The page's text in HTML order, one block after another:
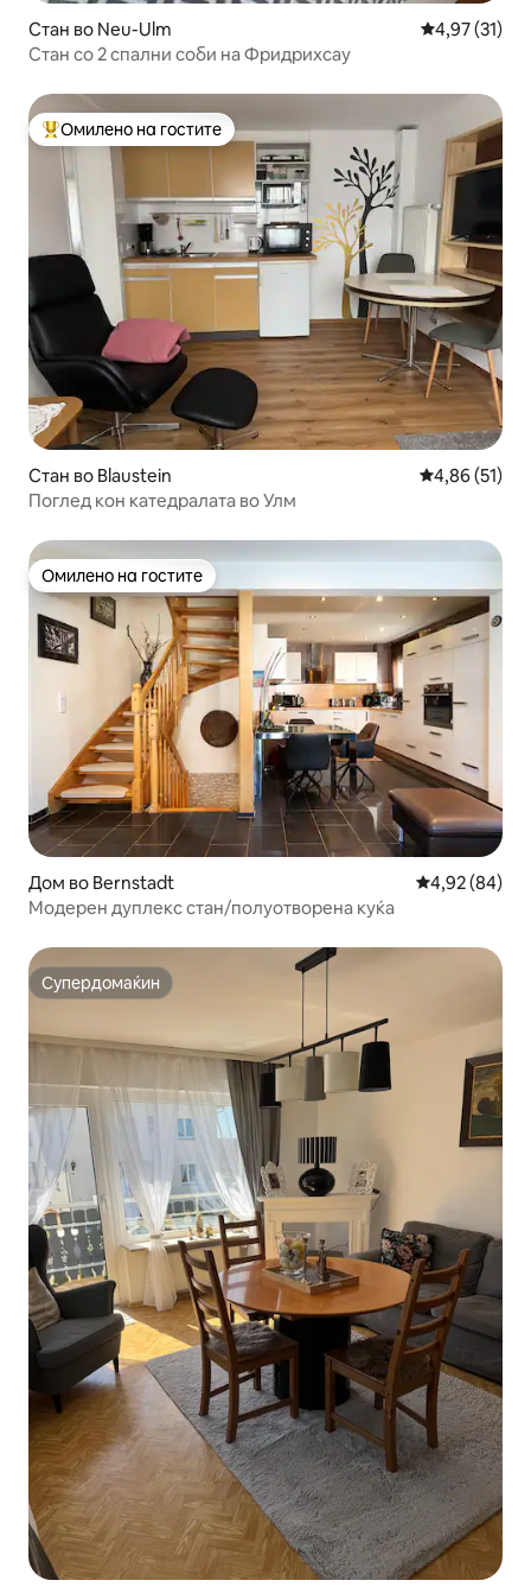
Стан во Neu-Ulm Просечна
4,97 (31)
Стан со 2 спални соби на Фридрихсау
Меѓу најуспешните „Омилени на гостите“
Омилено на гостите
Стан во Blaustein Просечна
4,86 (51)
Поглед кон катедралата во Улм
Омилено на гостите
Омилено на гостите
Дом во Bernstadt Просечна
4,92 (84)
Модерен дуплекс стан/полуотворена куќа
Супердомаќин
Супердомаќин